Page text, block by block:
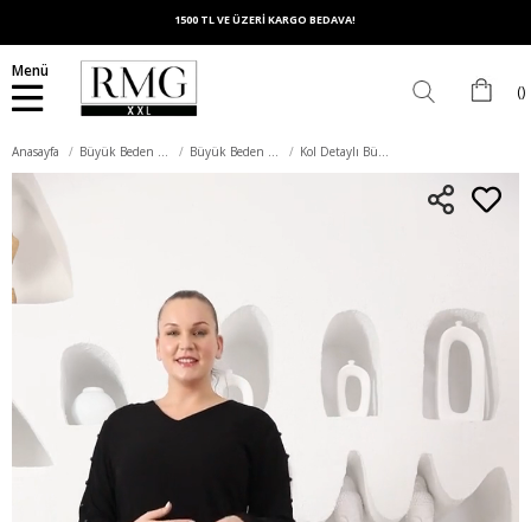
1500 TL VE ÜZERİ KARGO BEDAVA!
Menü
Anasayfa Büyük Beden Üst Giyim Büyük Beden Bluz Kol Detaylı Büyük Beden Kırinkıl Siyah Bluz